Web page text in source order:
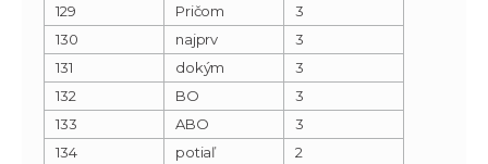
129
Pričom
3
130
najprv
3
131
dokým
3
132
BO
3
133
ABO
3
134
potiaľ
2